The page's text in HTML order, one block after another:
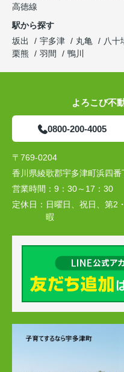
高徳線
駅から探す
坂出
宇多津 丸亀 八十
栗熊
羽間 鴨川
よろこび不
0800-200-4005
〒769-0204
香川県綾歌郡宇多津町浜四
営業時間： 9：30～17：30
定休日： 日曜日、祝日、第2
暇